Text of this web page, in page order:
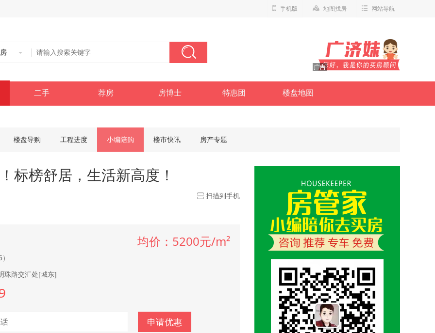
手机版 地图找房 网站导航
二手 荐房 房博士 特惠团 楼盘地图
楼盘导购 工程进度 小编陪购 楼市快讯 房产专题
标榜舒居，生活新高度！
扫描到手机
均价：5200元/m²
珠路交汇处[城东]
申请优惠